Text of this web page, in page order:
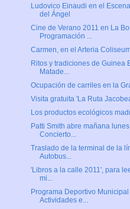
Ludovico Einaudi en el
del Ángel
Cine de Verano 2011 en La
Programación ...
Carmen, en el Arteria
Ritos y tradiciones de Guinea
Matade...
Ocupación de carriles en la
Visita gratuita 'La Ruta
Los productos ecológicos
Patti Smith abre mañana
Concierto...
Traslado de la terminal de la
Autobus...
'Libros a la calle 2011', para
mi...
Programa Deportivo
Actividades e...